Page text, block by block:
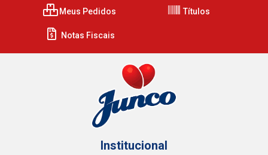
Meus Pedidos Títulos
Notas Fiscais
Institucional